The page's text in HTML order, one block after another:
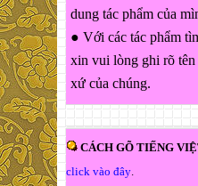
dung tác phẩm của
● Với các tác phẩm
xin vui lòng ghi rõ tên
xứ của chúng.
CÁCH GÕ TIẾNG
click vào đây.